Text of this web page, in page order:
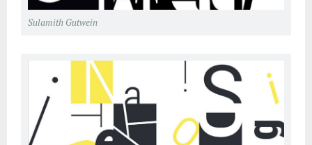
Sulamith Gutwein